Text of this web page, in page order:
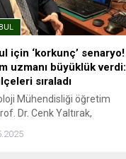
İstanbul’un en...
için ‘korkunç’ senaryo!
uzmanı büyüklük verdi:
sıraladı
Mühendisliği öğretim
Dr. Cenk Yaltırak,
depremi